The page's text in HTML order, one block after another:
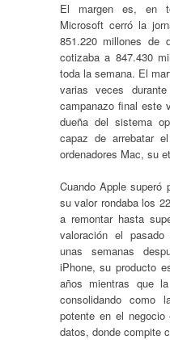
El margen es, en
Microsoft cerró la
851.220 millones de
cotizaba a 847.430
toda la semana. El
varias veces
campanazo final este
dueña del sistema
capaz de arrebatar
ordenadores Mac, su
Cuando Apple superó
su valor rondaba los
a remontar hasta
valoración el
unas semanas
iPhone, su producto
años mientras que
consolidando como
potente en el
datos, donde compite